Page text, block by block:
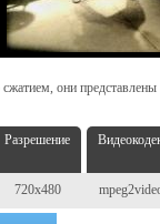
они
Разрешение
720x480